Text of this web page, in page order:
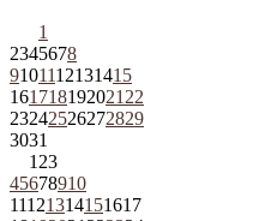
1
2345678
9101112131415
161718192021 22
23242526272829
3031
1 23
45678910
11121314151617